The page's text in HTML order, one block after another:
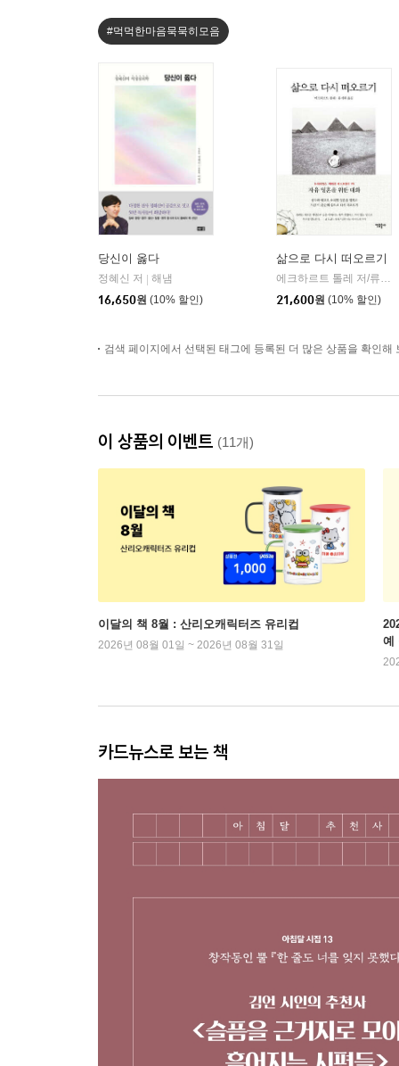
#먹먹한마음묵묵히모음
당신이 옳다
정혜신 저
해냄
16,650원 (10% 할인)
삶으로 다시 떠오르기
에크하르트 톨레 저/류시화 역
21,600원 (10% 할인)
검색 페이지에서 선택된 태그에 등록된 더 많은 상품을 확인해
이 상품의 이벤트 (11개)
이달의 책 8월 : 산리오캐릭터즈 유리컵
2026년 08월 01일 ~ 2026년 08월 31일
예
카드뉴스로 보는 책